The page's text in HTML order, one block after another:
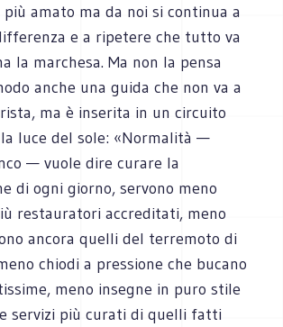
più amato ma da noi si continua a
e a ripetere che tutto va
la marchesa. Ma non la pensa
anche una guida che non va a
ma è inserita in un circuito
luce del sole: «Normalità —
— vuole dire curare la
di ogni giorno, servono meno
restauratori accreditati, meno
ancora quelli del terremoto di
chiodi a pressione che bucano
meno insegne in puro stile
servizi più curati di quelli fatti